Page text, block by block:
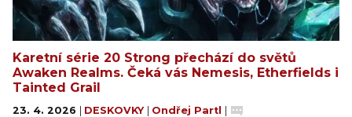
Karetní série 20 Strong přechází do světů
Awaken Realms. Čeká vás Nemesis, Etherfields i
Tainted Grail
23. 4. 2026 DESKOVKY Ondřej Partl